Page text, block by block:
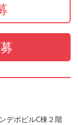
デポビルC棟２階